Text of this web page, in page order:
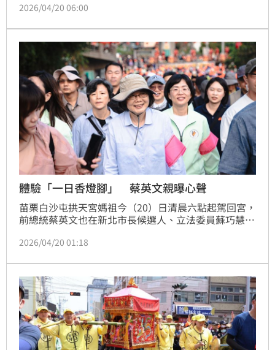
地老字號企業「康翔制服」連續多年參與，以實際行動
駐足排隊。
2026/04/20 06:00
體驗「一日香燈腳」 蔡英文親曝心聲
苗栗白沙屯拱天宮媽祖今（20）日清晨六點起駕回宮，
前總統蔡英文也在新北市長候選人、立法委員蘇巧慧，
接駕，並且徒步進香。蔡英文隨後在臉書發文表示，今
在這條充滿信念與祝福的路上。走完這段路，她想說，
無論未來我們會面對什麼樣的挑戰，只要我們記得今天
這種彼此扶持的感覺，台灣就一定能夠繼續向前。
2026/04/20 01:18